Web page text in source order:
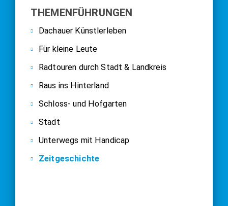
THEMENFÜHRUNGEN
Dachauer Künstlerleben
Für kleine Leute
Radtouren durch Stadt & Landkreis
Raus ins Hinterland
Schloss- und Hofgarten
Stadt
Unterwegs mit Handicap
Zeitgeschichte